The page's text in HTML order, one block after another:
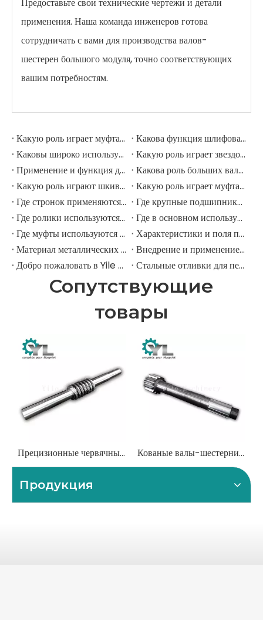
применения. Наша команда инженеров готова
сотрудничать с вами для производства валов-
шестерен большого модуля, точно соответствующих
вашим потребностям.
Какую роль играет муфта в шлифовальной мельнице?
Какова функция шлифовальных рулонов в мельнице шлифовации?
Каковы широко используемые аксессуары в шлифовальной мельнице?
Какую роль играет звездочка в горнодобывающем экскаваторе?
Применение и функция дорожных роликов в горнодобывающих экскаваторах
Какова роль больших валов в горнодобывающих экскаваторах?
Какую роль играют шкивы в крупных горнодобывающих экскаваторах?
Какую роль играет муфта в горнодобывающем экскаваторе?
Где стронок применяются в горнодобывающем оборудовании?
Где крупные подшипники применяются в механическом оборудовании?
Где ролики используются в крупномасштабном механическом оборудовании?
Где в основном используются промышленные шкивы?
Где муфты используются в промышленном поле?
Характеристики и поля применения шестерни для елочки
Материал металлических передач
Внедрение и применение прямозубых передач.
Добро пожаловать в Yile Machinery
Стальные отливки для передач
Сопутствующие
товары
Прецизионные червячные валы для высокопроизводительных коробок передач Кованые валы-шестерни для тяжелых условий эксплуатации для горнодобывающих и строительных экскаваторов
Продукция